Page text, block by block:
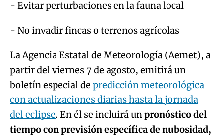
- Evitar perturbaciones en la fauna local
- No invadir fincas o terrenos agrícolas
La Agencia Estatal de Meteorología (Aemet), a
partir del viernes 7 de agosto, emitirá un
boletín especial de predicción meteorológica
con actualizaciones diarias hasta la jornada
del eclipse. En él se incluirá unpronóstico del
tiempo con previsión específica de nubosidad,